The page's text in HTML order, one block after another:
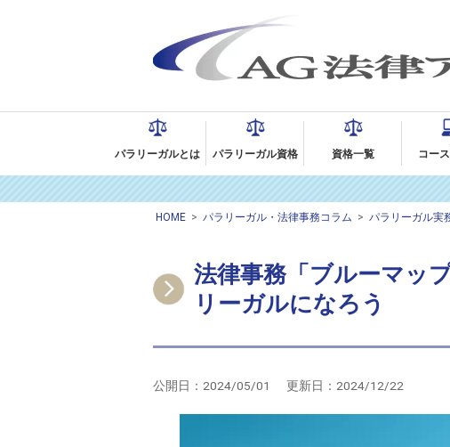
就職
パラリーガルとは パラリーガル資格 資格一覧 コー
HOME > パラリーガル・法律事務コラム > パラリーガル実
法律事務「ブルーマッ
リーガルになろう
公開日： 2024/05/01 更新日： 2024/12/22